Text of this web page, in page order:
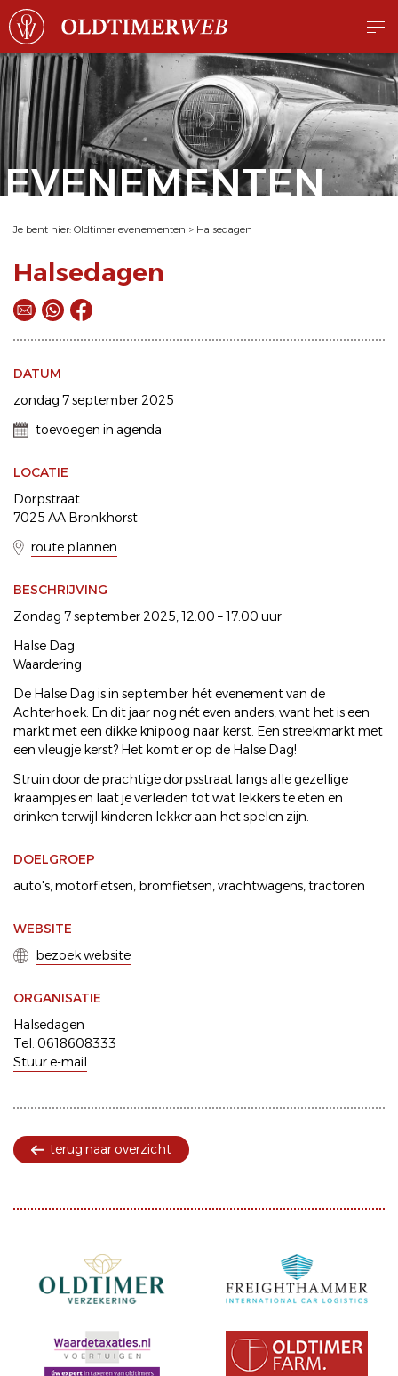
EVENEMENTEN
Je bent hier: Oldtimer evenementen > Halsedagen
Halsedagen
DATUM
zondag 7 september 2025
toevoegen in agenda
LOCATIE
Dorpstraat
7025 AA Bronkhorst
route plannen
BESCHRIJVING
Zondag 7 september 2025, 12.00 – 17.00 uur
Halse Dag
Waardering
De Halse Dag is in september hét evenement van de
Achterhoek. En dit jaar nog nét even anders, want het is een
markt met een dikke knipoog naar kerst. Een streekmarkt met
een vleugje kerst? Het komt er op de Halse Dag!
Struin door de prachtige dorpsstraat langs alle gezellige
kraampjes en laat je verleiden tot wat lekkers te eten en
drinken terwijl kinderen lekker aan het spelen zijn.
DOELGROEP
auto's motorfietsen bromfietsen vrachtwagens tractoren
WEBSITE
bezoek website
ORGANISATIE
Halsedagen
Tel. 0618608333
Stuur e-mail
terug naar overzicht